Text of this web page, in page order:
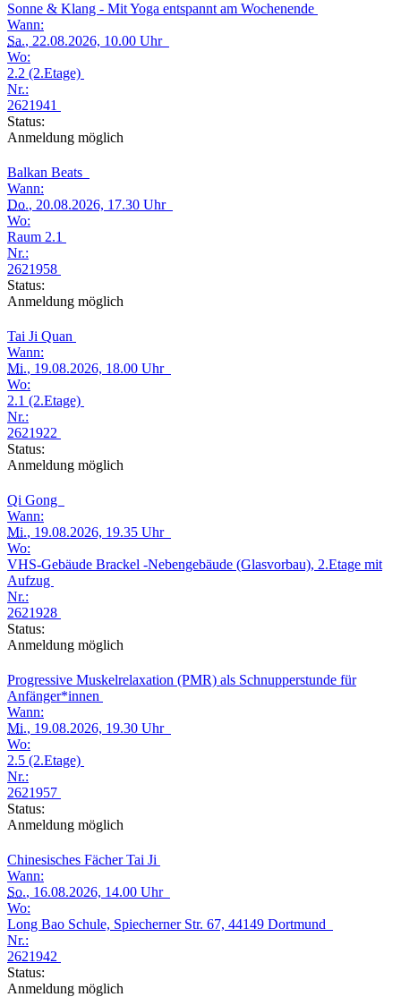
Sonne & Klang - Mit Yoga entspannt am Wochenende
Wann:
Sa., 22.08.2026, 10.00 Uhr
Wo:
2.2 (2.Etage)
Nr.:
2621941
Status:
Anmeldung möglich
Balkan Beats
Wann:
Do., 20.08.2026, 17.30 Uhr
Wo:
Raum 2.1
Nr.:
2621958
Status:
Anmeldung möglich
Tai Ji Quan
Wann:
Mi., 19.08.2026, 18.00 Uhr
Wo:
2.1 (2.Etage)
Nr.:
2621922
Status:
Anmeldung möglich
Qi Gong
Wann:
Mi., 19.08.2026, 19.35 Uhr
Wo:
VHS-Gebäude Brackel -Nebengebäude (Glasvorbau), 2.Etage mit
Aufzug
Nr.:
2621928
Status:
Anmeldung möglich
Progressive Muskelrelaxation (PMR) als Schnupperstunde für
Anfänger*innen
Wann:
Mi., 19.08.2026, 19.30 Uhr
Wo:
2.5 (2.Etage)
Nr.:
2621957
Status:
Anmeldung möglich
Chinesisches Fächer Tai Ji
Wann:
So., 16.08.2026, 14.00 Uhr
Wo:
Long Bao Schule, Spiecherner Str. 67, 44149 Dortmund
Nr.:
2621942
Status:
Anmeldung möglich